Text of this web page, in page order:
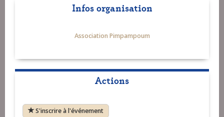
Infos organisation
Association Pimpampoum
Actions
S'inscrire à l'événement